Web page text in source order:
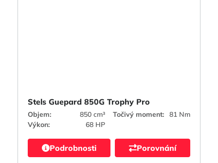
Stels Guepard 850G Trophy Pro
Objem: 850 cm³ Točivý moment:
81 Nm
Výkon:
68 HP
Podrobnosti Porovnání